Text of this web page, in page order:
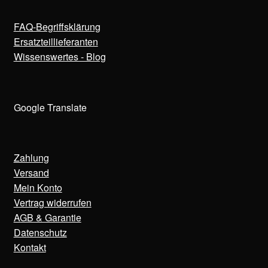
FAQ-Begriffsklärung
Ersatzteillieferanten
Wissenswertes - Blog
Google Translate
Zahlung
Versand
Mein Konto
Vertrag widerrufen
AGB & Garantie
Datenschutz
Kontakt